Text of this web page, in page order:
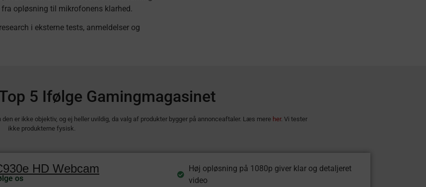
opløsning til mikrofonens klarhed.
i eksterne tests, anmeldelser og
5 Ifølge Gamingmagasinet
er ikke objektiv, og ej heller uvildig, da valg af produkter bygger på annonceaftaler. Læs mere her. Vi tester
ikke produkterne fysisk.
HD Webcam
os
Høj opløsning på 1080p giver klar og detaljeret
video